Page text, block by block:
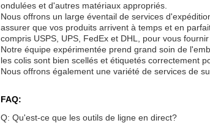
ondulées et d'autres matériaux appropriés.
Nous offrons un large éventail de services
assurer que vos produits arrivent à temps et en
compris USPS, UPS, FedEx et DHL, pour vous
Notre équipe expérimentée prend grand soin de
les colis sont bien scellés et étiquetés correctement
Nous offrons également une variété de services de
FAQ:
Q: Qu'est-ce que les outils de ligne en direct?